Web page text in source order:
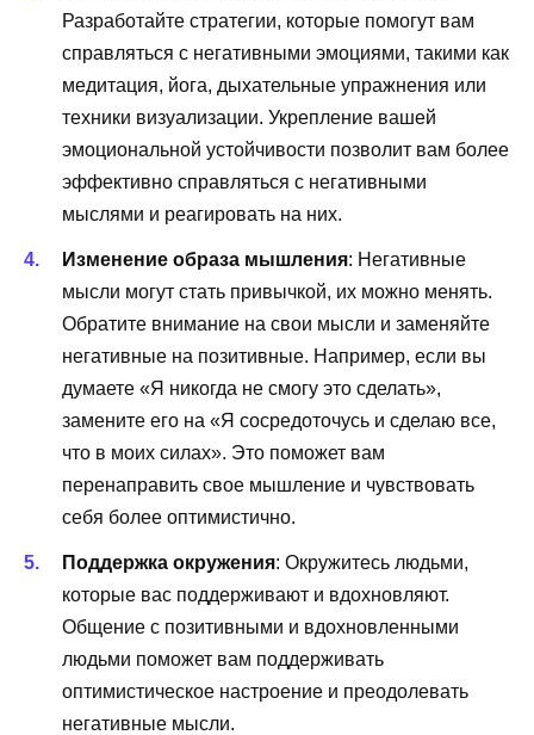
Разработайте стратегии, которые помогут вам
справляться с негативными эмоциями, такими как
медитация, йога, дыхательные упражнения или
техники визуализации. Укрепление вашей
эмоциональной устойчивости позволит вам более
эффективно справляться с негативными
мыслями и реагировать на них.
Изменение образа мышления: Негативные
мысли могут стать привычкой, их можно менять.
Обратите внимание на свои мысли и заменяйте
негативные на позитивные. Например, если вы
думаете «Я никогда не смогу это сделать»,
замените его на «Я сосредоточусь и сделаю все,
что в моих силах». Это поможет вам
перенаправить свое мышление и чувствовать
себя более оптимистично.
Поддержка окружения: Окружитесь людьми,
которые вас поддерживают и вдохновляют.
Общение с позитивными и вдохновленными
людьми поможет вам поддерживать
оптимистическое настроение и преодолевать
негативные мысли.